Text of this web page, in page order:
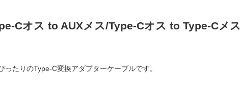
Cオス to AUXメス/Type-Cオス to Type-Cメス
たりのType-C変換アダプターケーブルです。